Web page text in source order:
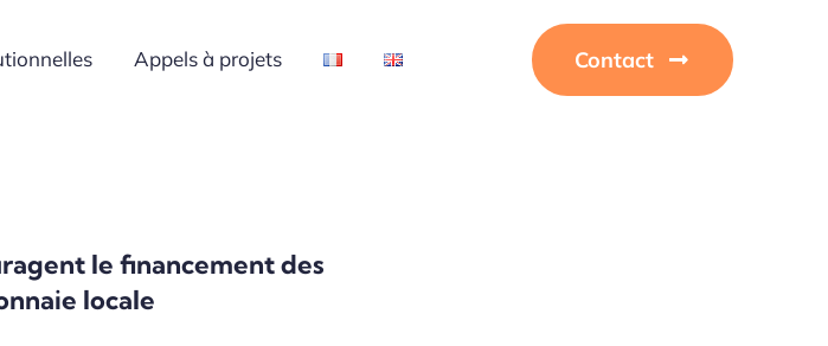
Appels à projets Contact
le financement des
locale